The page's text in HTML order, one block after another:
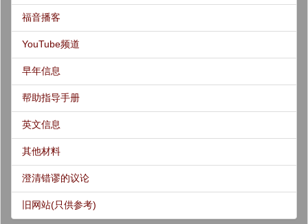
福音播客
YouTube频道
早年信息
帮助指导手册
英文信息
其他材料
澄清错谬的议论
旧网站(只供参考)